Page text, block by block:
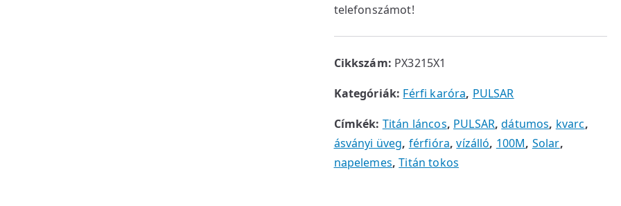
telefonszámot!
Cikkszám: PX3215X1
Kategóriák: Férfi karóra, PULSAR
Címkék: Titán láncos, PULSAR,dátumos, kvarc,
ásványi üveg, férfióra,vízálló, 100M, Solar,
napelemes,Titán tokos